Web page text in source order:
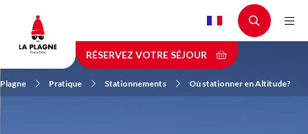
contenu
principal
RÉSERVEZ VOTRE SÉJOUR
Pratique Stationnements Où stationner en Altitude?